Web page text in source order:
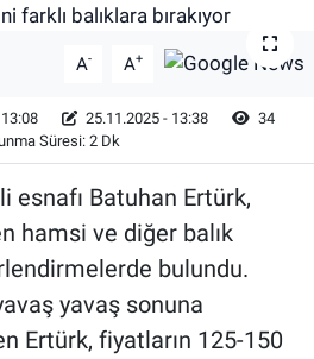
A- A+
25.11.2025 - 13:38
34
Süresi: 2 Dk
esnafı Batuhan Ertürk,
hamsi ve diğer balık
bulundu.
yavaş sonuna
Ertürk, fiyatların 125-150